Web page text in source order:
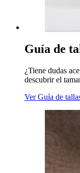
Guía de
¿Tiene dudas
descubrir el
Ver Guía de